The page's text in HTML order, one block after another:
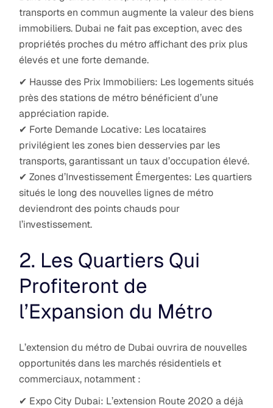
transports en commun augmente la valeur des biens
immobiliers. Dubai ne fait pas exception, avec des
propriétés proches du métro affichant des prix plus
élevés et une forte demande.
✔ Hausse des Prix Immobiliers: Les logements situés
près des stations de métro bénéficient d’une
appréciation rapide.
✔ Forte Demande Locative: Les locataires
privilégient les zones bien desservies par les
transports, garantissant un taux d’occupation élevé.
✔ Zones d’Investissement Émergentes: Les quartiers
situés le long des nouvelles lignes de métro
deviendront des points chauds pour
l’investissement.
2. Les Quartiers Qui
Profiteront de
l’Expansion du Métro
L’extension du métro de Dubai ouvrira de nouvelles
opportunités dans les marchés résidentiels et
commerciaux, notamment :
✔ Expo City Dubai: L’extension Route 2020 a déjà